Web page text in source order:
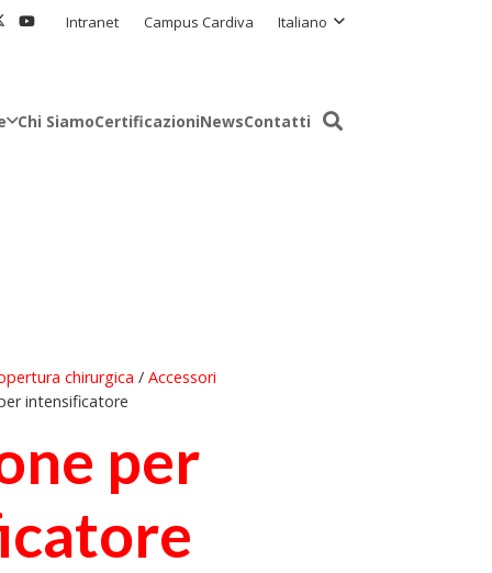
Intranet Campus Cardiva Italiano
Chi SiamoCertificazioniNewsContatti
chirurgica /Accessori
intensificatore
per